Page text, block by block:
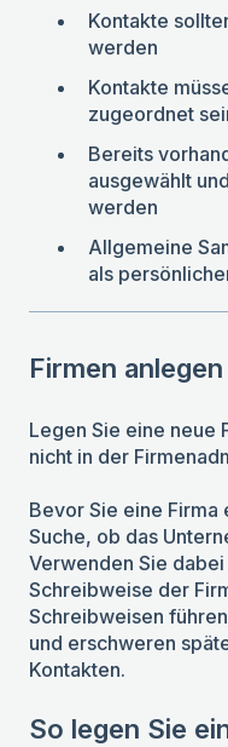
Kontakte
werden
Kontakte
zugeordnet
Bereits
ausgewählt
werden
Allgemeine
als
Firmen anlegen
Legen Sie eine neue
nicht in der
Bevor Sie eine
Suche, ob das
Verwenden Sie
Schreibweise der
Schreibweisen
und erschweren
Kontakten.
So legen Sie